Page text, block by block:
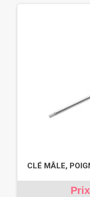
CLÉ MÂLE,